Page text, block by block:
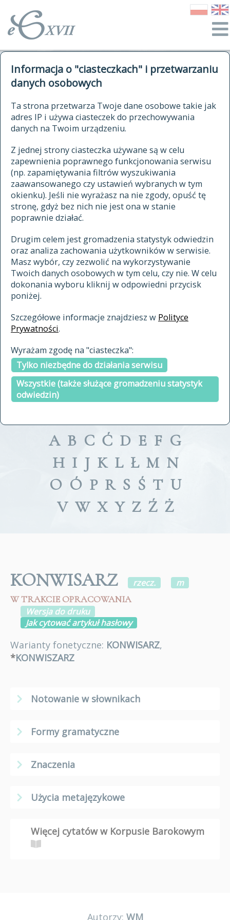
Informacja o "ciasteczkach" i przetwarzaniu
danych osobowych
Ta strona przetwarza Twoje dane osobowe takie jak
adres IP i używa ciasteczek do przechowywania
danych na Twoim urządzeniu.
Z jednej strony ciasteczka używane są w celu
zapewnienia poprawnego funkcjonowania serwisu
(np. zapamiętywania filtrów wyszukiwania
zaawansowanego czy ustawień wybranych w tym
okienku). Jeśli nie wyrażasz na nie zgody, opuść tę
stronę, gdyż bez nich nie jest ona w stanie
poprawnie działać.
Drugim celem jest gromadzenia statystyk odwiedzin
oraz analiza zachowania użytkowników w serwisie.
Masz wybór, czy zezwolić na wykorzystywanie
Twoich danych osobowych w tym celu, czy nie. W celu
dokonania wyboru kliknij w odpowiedni przycisk
poniżej.
Szczegółowe informacje znajdziesz w Polityce
Prywatności.
Wyrażam zgodę na "ciasteczka":
Tylko niezbędne do działania serwisu
Wszystkie (także służące gromadzeniu statystyk
odwiedzin)
autorzy Słownika
historia
publikacje
źródła
autorzy tekstów źródłowych
zasady opracowania
statystyki
najnowsze hasła
ostatnio zmodyfikowane hasła
materiały archiwalne
cytowanie
kontakt
kwerendy
jak cytować Słownik
ELEKTRONICZNY SŁOWNIK
JĘZYKA POLSKIEGO
XVII I XVIII WIEKU
znajdź hasła
zaczynające się od
indeksie
a fronte
a tergo
A B C Ć D E F G
H I J K L Ł M N
O Ó P R S Ś T U
V W X Y Z Ź Ż
KONWISARZ rzecz.
m
W TRAKCIE OPRACOWANIA
Wersja do druku
Jak cytować artykuł hasłowy
Warianty fonetyczne: KONWISARZ,
*KONWISZARZ
Notowanie w słownikach
Formy gramatyczne
Znaczenia
Użycia metajęzykowe
Więcej cytatów w Korpusie Barokowym
Autorzy: WM